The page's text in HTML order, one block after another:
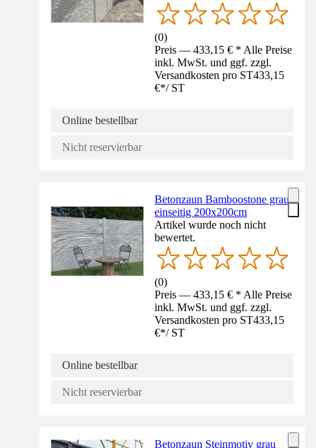
(0)
Preis — 433,15 € * Alle Preise
inkl. MwSt. und ggf. zzgl.
Versandkosten pro ST433,15
€*/ ST
Online bestellbar
Nicht reservierbar
Betonzaun Bamboostone grau
einseitig 200x200cm
Artikel wurde noch nicht
bewertet.
(0)
Preis — 433,15 € * Alle Preise
inkl. MwSt. und ggf. zzgl.
Versandkosten pro ST433,15
€*/ ST
Online bestellbar
Nicht reservierbar
Betonzaun Steinmotiv grau